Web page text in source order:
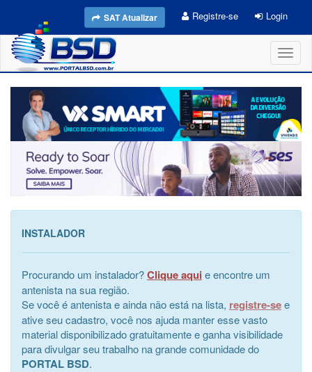
SAT Atualizar Registre-se Login
INSTALADOR
Procurando um instalador?Clique aqui e encontre um
antenista na sua região.
Se você é antenista e ainda não está na lista, registre-see
ative seu cadastro, você nos ajuda manter esse vasto
material disponibilizado gratuitamente e ganha visibilidade
para divulgar seu trabalho na grande comunidade do
PORTAL BSD.